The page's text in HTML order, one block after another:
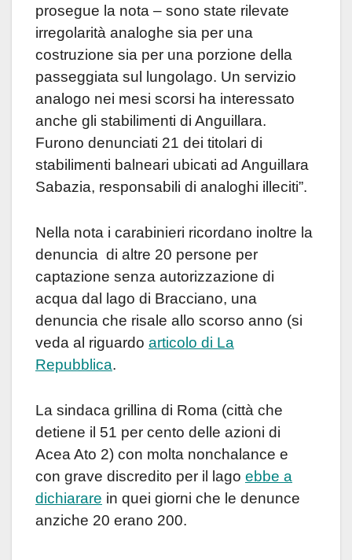
prosegue la nota – sono state rilevate
irregolarità analoghe sia per una
costruzione sia per una porzione della
passeggiata sul lungolago. Un servizio
analogo nei mesi scorsi ha interessato
anche gli stabilimenti di Anguillara.
Furono denunciati 21 dei titolari di
stabilimenti balneari ubicati ad Anguillara
Sabazia, responsabili di analoghi illeciti”.
Nella nota i carabinieri ricordano inoltre la
denuncia di altre 20 persone per
captazione senza autorizzazione di
acqua dal lago di Bracciano, una
denuncia che risale allo scorso anno (si
veda al riguardo articolo di La
Repubblica.
La sindaca grillina di Roma (città che
detiene il 51 per cento delle azioni di
Acea Ato 2) con molta nonchalance e
con grave discredito per il lago ebbe a
dichiarare in quei giorni che le denunce
anziche 20 erano 200.